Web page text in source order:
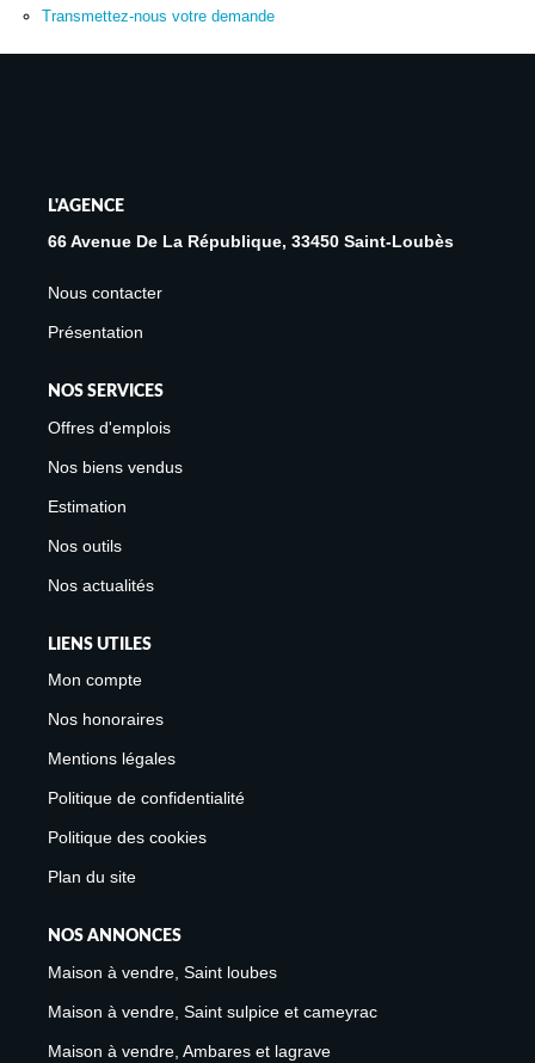
Avis Clients
Biens Loués
À La Location
Présentation De L'agence
Transmettez-nous votre demande
L'AGENCE
66 Avenue De La République, 33450 Saint-Loubès
Nous contacter
Présentation
NOS SERVICES
Offres d'emplois
Nos biens vendus
Estimation
Nos outils
Nos actualités
LIENS UTILES
Mon compte
Nos honoraires
Mentions légales
Politique de confidentialité
Politique des cookies
Plan du site
NOS ANNONCES
Maison à vendre, Saint loubes
Maison à vendre, Saint sulpice et cameyrac
Maison à vendre, Ambares et lagrave